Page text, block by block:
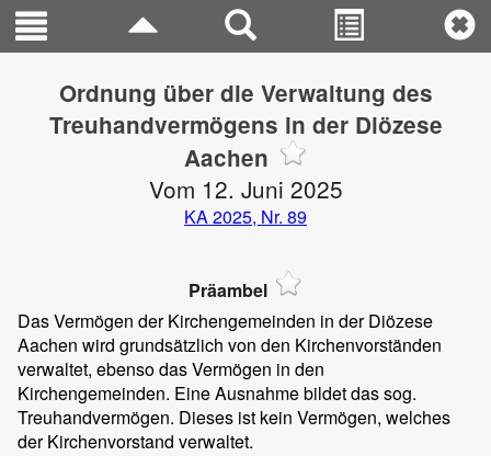
Ordnung über die Verwaltung des
Treuhandvermögens in der Diözese
Aachen
Vom 12. Juni 2025
KA 2025, Nr. 89
Präambel
Das Vermögen der Kirchengemeinden in der Diözese
Aachen wird grundsätzlich von den Kirchenvorständen
verwaltet, ebenso das Vermögen in den
Kirchengemeinden. Eine Ausnahme bildet das sog.
Treuhandvermögen. Dieses ist kein Vermögen, welches
der Kirchenvorstand verwaltet.